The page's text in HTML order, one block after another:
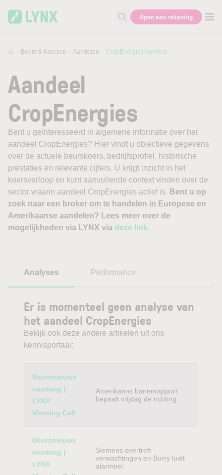
Zoek naar informatie
Open een rekening
Beurs & Koersen Aandelen CropEnergies Aandeel
Aandeel
CropEnergies
Bent u geïnteresseerd in algemene informatie over het
aandeel CropEnergies? Hier vindt u objectieve gegevens
over de actuele beurskoers, bedrijfsprofiel, historische
prestaties en relevante cijfers. U krijgt inzicht in het
koersverloop en kunt aanvullende context vinden over de
sector waarin aandeel CropEnergies actief is. Bent u op
zoek naar een broker om te handelen in Europese en
Amerikaanse aandelen? Lees meer over de
mogelijkheden via LYNX via deze link.
Analyses Performance
Er is momenteel geen analyse van
het aandeel CropEnergies
Bekijk ook deze andere artikelen uit ons
kennisportaal:
Category
Beursnieuws
vandaag |
LYNX
Morning Call
Amerikaans banenrapport
bepaalt vrijdag de richting
Beursnieuws
vandaag |
LYNX
Siemens overtreft
verwachtingen en Burry luidt
alarmbel